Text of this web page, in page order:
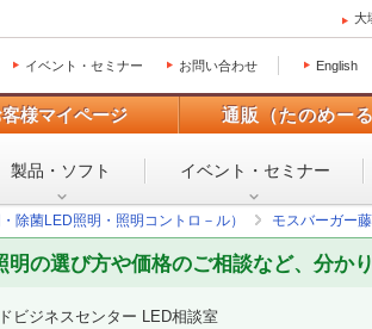
大
イベント・セミナー お問い合わせ English
様マイページ 通販（たのめーる
製品・ソフト イベント・ セミナー
除菌LED照明・照明コントロ－ル） モスバーガー
明の選び方や価格のご相談など、分か
ビジネスセンター LED相談室